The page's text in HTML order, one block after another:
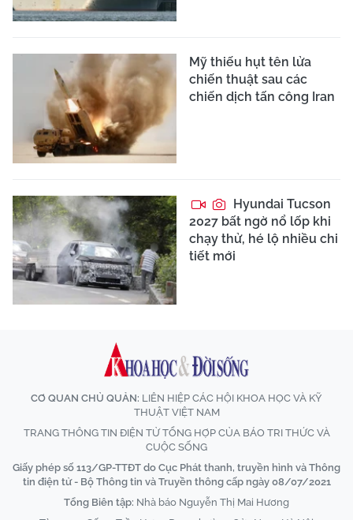
Mỹ thiếu hụt tên lửa
chiến thuật sau các
chiến dịch tấn công Iran
Hyundai Tucson
2027 bất ngờ nổ lốp khi
chạy thử, hé lộ nhiều chi
tiết mới
CƠ QUAN CHỦ QUẢN: LIÊN HIỆP CÁC HỘI KHOA HỌC VÀ KỸ
THUẬT VIỆT NAM
TRANG THÔNG TIN ĐIỆN TỬ TỔNG HỢP CỦA BÁO TRI THỨC VÀ
CUỘC SỐNG
Giấy phép số 113/GP-TTĐT do Cục Phát thanh, truyền hình và Thông
tin điện tử - Bộ Thông tin và Truyền thông cấp ngày 08/07/2021
Tổng Biên tập: Nhà báo Nguyễn Thị Mai Hương